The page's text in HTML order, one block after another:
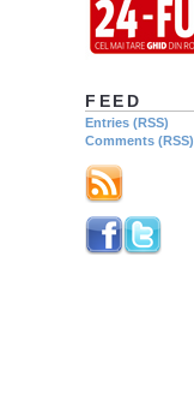
FEED
Entries (RSS)
Comments (RSS)